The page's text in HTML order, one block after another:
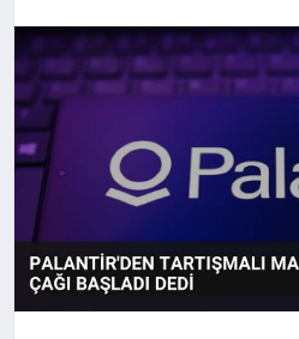
RÜYA TABIRLERI
SAĞLIK
TEKNOLOJI